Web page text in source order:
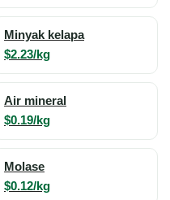
Minyak kelapa
$2.23/kg
Air mineral
$0.19/kg
Molase
$0.12/kg